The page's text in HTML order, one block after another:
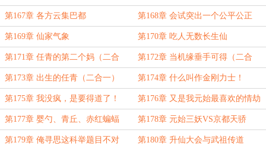
第167章 各方云集巴都 第168章 会试突出一个公平公正
第169章 仙家气象 第170章 吃人无数长生仙
第171章 任青的第二个妈（二合
一）
第172章 当机缘垂手可得（二合
一）
第173章 出生的任青（二合一） 第174章 什么叫作金刚力士！
第175章 我没疯，是要得道了！ 第176章 又是我元始最喜欢的情劫
第177章 婴勺、青丘、赤红蝙蝠 第178章 元始三妖VS京都天骄
第179章 俺寻思这科举题目不对 第180章 升仙大会与武祖传道